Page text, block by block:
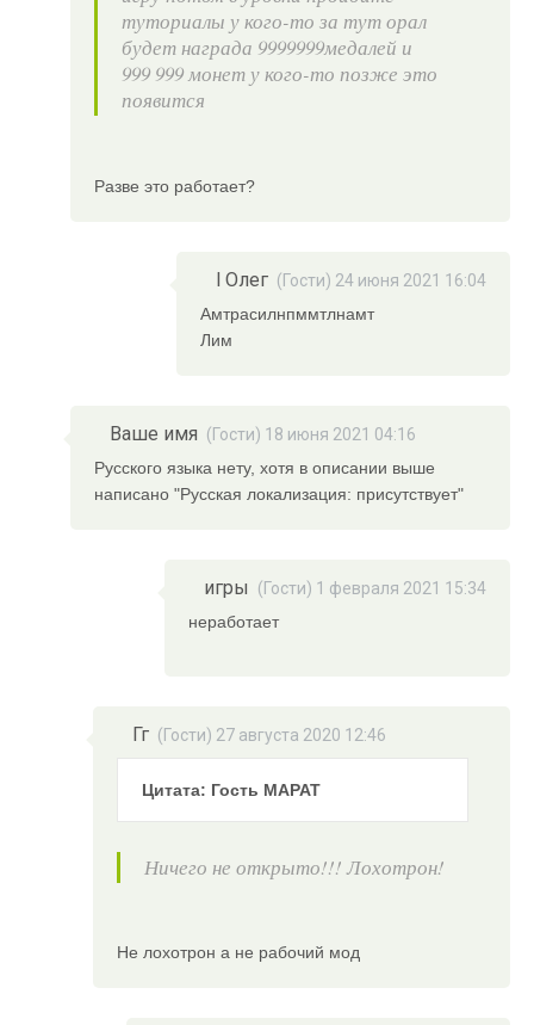
туториалы у кого-то за тут орал
будет награда 9999999медалей и
999 999 монет у кого-то позже это
появится
Разве это работает?
l Олег (Гости) 24 июня 2021 16:04
Амтрасилнпммтлнамт
Лим
Ваше имя (Гости) 18 июня 2021 04:16
Русского языка нету, хотя в описании выше
написано "Русская локализация: присутствует"
игры
(Гости) 1 февраля 2021 15:34
неработает
Гг (Гости) 27 августа 2020 12:46
Цитата: Гость МАРАТ
Ничего не открыто!!! Лохотрон!
Не лохотрон а не рабочий мод